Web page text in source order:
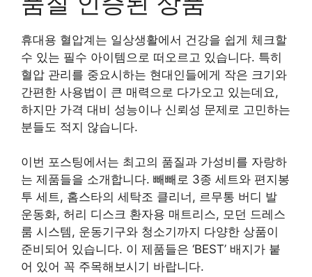
휴대용 혈압계는 일상생활에서 건강을 쉽게 체크할
수 있는 필수 아이템으로 떠오르고 있습니다. 특히
혈압 관리를 중요시하는 현대인들에게 작은 크기와
간편한 사용법이 큰 매력으로 다가오고 있는데요,
하지만 가격 대비 성능이나 신뢰성 문제로 고민하는
분들도 적지 않습니다.
이번 포스팅에서는 최고의 품질과 가성비를 자랑하
는 제품들을 소개합니다. 빼빼로 3종 세트와 편지봉
투 세트, 홈스타의 세탁조 클리너, 르무통 버디 발
운동화, 허리 디스크 환자용 매트리스, 모던 드레스
룸 시스템, 운동기구와 청소기까지 다양한 상품이
준비되어 있습니다. 이 제품들은 ‘BEST’ 배지가 붙
어 있어 꼭 주목해보시기 바랍니다.